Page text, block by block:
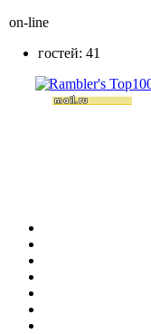
on-line
гостей: 41